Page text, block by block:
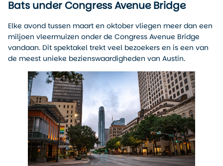
Bats under Congress Avenue Bridge
Elke avond tussen maart en oktober vliegen meer dan een
miljoen vleermuizen onder de Congress Avenue Bridge
vandaan. Dit spektakel trekt veel bezoekers en is een van
de meest unieke bezienswaardigheden van Austin.